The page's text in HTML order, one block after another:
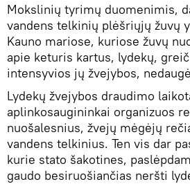
Mokslinių tyrimų duomenimis,
vandens telkinių plėšriųjų žuvų
Kauno mariose, kuriose žuvų
apie keturis kartus, lydekų,
intensyvios jų žvejybos,
Lydekų žvejybos draudimo
aplinkosaugininkai organizuos
nuošalesnius, žvejų mėgėjų
vandens telkinius. Ten vis dar
kurie stato šakotines,
gaudo besiruošiančias neršti